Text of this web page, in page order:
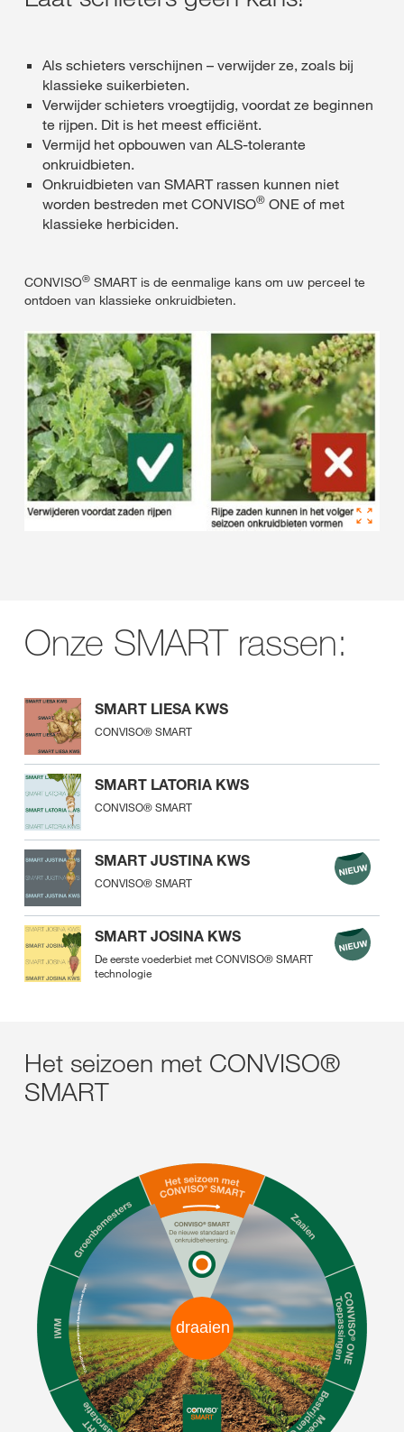
Als schieters verschijnen – verwijder ze, zoals bij
klassieke suikerbieten.
Verwijder schieters vroegtijdig, voordat ze beginnen
te rijpen. Dit is het meest efficiënt.
Vermijd het opbouwen van ALS-tolerante
onkruidbieten.
Onkruidbieten van SMART rassen kunnen niet
worden bestreden met CONVISO® ONE of met
klassieke herbiciden.
CONVISO® SMART is de eenmalige kans om uw perceel te
ontdoen van klassieke onkruidbieten.
Onze SMART rassen:
SMART LIESA KWS
CONVISO® SMART
SMART LATORIA KWS
CONVISO® SMART
SMART JUSTINA KWS
CONVISO® SMART
SMART JOSINA KWS
De eerste voederbiet met CONVISO® SMART
technologie
Het seizoen met CONVISO®
SMART
draaien